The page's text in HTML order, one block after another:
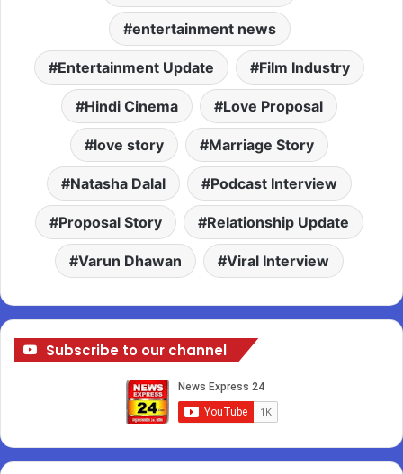
entertainment news
Entertainment Update Film Industry
Hindi Cinema Love Proposal
love story Marriage Story
Natasha Dalal Podcast Interview
Proposal Story Relationship Update
Varun Dhawan Viral Interview
Subscribe to our channel